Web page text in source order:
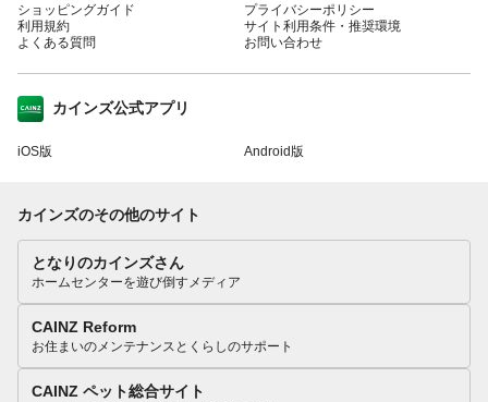
ショッピングガイド
利用規約
よくある質問
プライバシーポリシー
サイト利用条件・推奨環境
お問い合わせ
カインズ公式アプリ
iOS版 Android版
カインズのその他のサイト
となりのカインズさん
ホームセンターを遊び倒すメディア
CAINZ Reform
お住まいのメンテナンスとくらしのサポート
CAINZ ペット総合サイト